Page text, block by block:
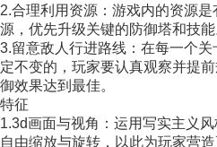
2.合理利用资源：游戏内的资源
源，优先升级关键的防御塔和技能
3.留意敌人行进路线：在每一个
定不变的，玩家要认真观察并提
御效果达到最佳。
特征
1.3d画面与视角：运用写实主义
自由缩放与旋转，以此为玩家营造